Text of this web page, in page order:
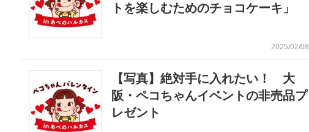
トを楽しむためのチョコケーキ」
2025/02/08
【写真】絶対手に入れたい！ 大
阪・ペコちゃんイベントの非売品プ
レゼント